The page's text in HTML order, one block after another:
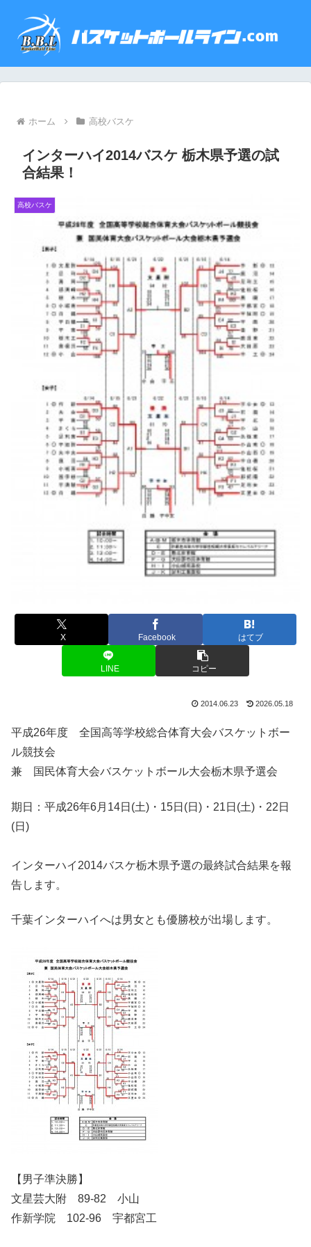
ホーム 高校バスケ
インターハイ2014バスケ 栃木県予選の試
合結果！
高校バスケ
X Facebook はてブ
LINE コピー
2014.06.23 2026.05.18
平成26年度 全国高等学校総合体育大会バスケットボー
ル競技会
兼 国民体育大会バスケットボール大会栃木県予選会
期日：平成26年6月14日(土)・15日(日)・21日(土)・22日
(日)
インターハイ2014バスケ栃木県予選の最終試合結果を報
告します。
千葉インターハイへは男女とも優勝校が出場します。
【男子準決勝】
文星芸大附 89-82 小山
作新学院 102-96 宇都宮工